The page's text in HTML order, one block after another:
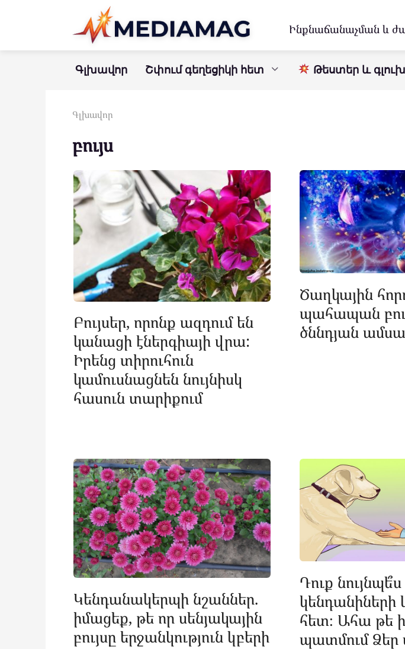
Ինքնաճանաչման և
Գլխավոր Շփում գեղեցիկի հետ Թեստեր և
Գլխավոր
բույս
Բույսեր, որոնք ազդում են
կանացի էներգիայի վրա:
Իրենց տիրուհուն
կամուսնացնեն նույնիսկ
հասուն տարիքում
Ծաղկային
պահապան
ծննդյան
Կենդանակերպի նշաններ.
իմացեք, թե որ սենյակային
բույսը երջանկություն կբերի
Դուք
կենդանիների
հետ։ Ահա թե
պատմում Ձեր